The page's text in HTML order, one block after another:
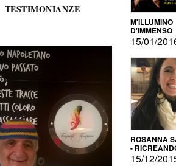
TESTIMONIANZE
M'ILLUMINO
D'IMMENSO
15/01/
ROSANNA
-
15/12/